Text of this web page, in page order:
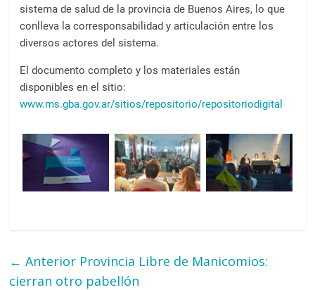
sistema de salud de la provincia de Buenos Aires, lo que
conlleva la corresponsabilidad y articulación entre los
diversos actores del sistema.
El documento completo y los materiales están
disponibles en el sitio:
www.ms.gba.gov.ar/sitios/repositorio/repositoriodigital
← Anterior Provincia Libre de Manicomios:
cierran otro pabellón